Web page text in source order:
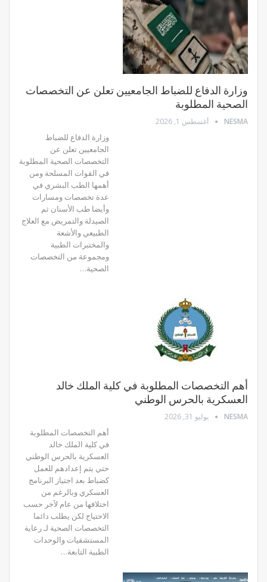
وزارة الدفاع للضباط الجامعيين تعلن عن التخصصات
الصحية المطلوبة
NESMA أغسطس 1, 2026
وزارة الدفاع للضباط
الجامعيين تعلن عن
التخصصات الصحية المطلوبة
في القوات المسلحة ومن
أهمها الطب البشري في
عدة تخصصات ومسارات
وأيضا طب الأسنان ثم
الصيدلة والتمريض مع العلاج
الطبيعي والأشعة
والمختبرات الطبية
ومجموعة من التخصصات
الصحية…
أهم التخصصات المطلوبة في كلية الملك خالد
العسكرية بالحرس الوطني
NESMA يوليو 31, 2026
أهم التخصصات المطلوبة
في كلية الملك خالد
العسكرية بالحرس الوطني
حتي يتم إعدادهم للعمل
كضباط بعد اجتياز البرنامج
العسكري وبالرغم من
اختلافها من عام لآخر حسب
الاحتياج لكن يطلب دائما
التخصصات الصحية لـ رعاية
المستشفيات والوحدات
الطبية التابعة…